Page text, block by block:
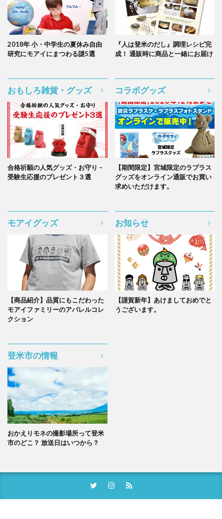
2018年 小・中学生の夏休み自由
研究にモアイにまつわる謎5選
『人は登米のだし』調理レシピ完
成！ 通販時に商品と一緒にお届け
おもしろ雑貨・グッズ
合格祈願の人気グッズ・お守り –
受験生応援のプレゼント３選
コラボグッズ
【期間限定】宮城限定のラプラス
グッズをオンライン通販でお買い
求めいただけます。
モアイグッズ
【商品紹介】品質にもこだわった
モアイファミリーのアパレルコレ
クション
お知らせ
【謹賀新年】あけましておめでと
うございます。
登米市の情報
おかえりモネの撮影場所って登米
市のどこ？ 放送日はいつから？